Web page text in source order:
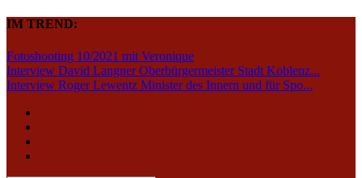
IM TREND:
Fotoshooting 10/2021 mit Veronique
Interview David Langner Oberbürgermeister Stadt Koblenz...
Interview Roger Lewentz Minister des Innern und für Spo...